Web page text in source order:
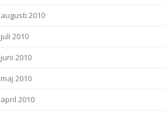
augusti 2010
juli 2010
juni 2010
maj 2010
april 2010